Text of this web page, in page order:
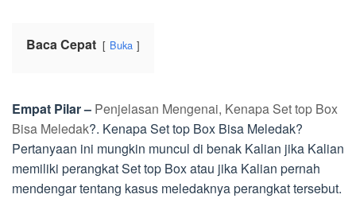
Baca Cepat Buka
Empat Pilar – Penjelasan Mengenai, Kenapa Set top Box
Bisa Meledak?. Kenapa Set top Box Bisa Meledak?
Pertanyaan ini mungkin muncul di benak Kalian jika Kalian
memiliki perangkat Set top Box atau jika Kalian pernah
mendengar tentang kasus meledaknya perangkat tersebut.